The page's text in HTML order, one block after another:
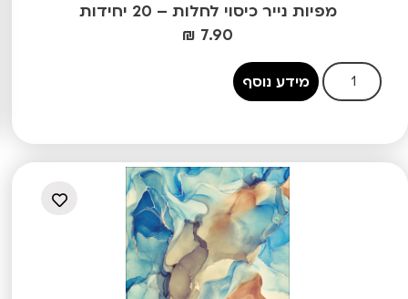
מפיות נייר כיסוי לחלות – 20 יחידות
₪ 7.90
מידע נוסף